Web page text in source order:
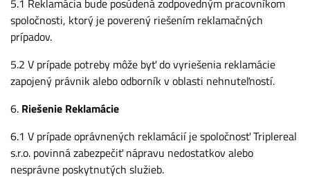
5.1 Reklamácia bude posúdená zodpovedným pracovníkom
spoločnosti, ktorý je poverený riešením reklamačných
prípadov.
5.2 V prípade potreby môže byť do vyriešenia reklamácie
zapojený právnik alebo odborník v oblasti nehnuteľností.
6. Riešenie Reklamácie
6.1 V prípade oprávnených reklamácií je spoločnosť Triplereal
s.r.o. povinná zabezpečiť nápravu nedostatkov alebo
nesprávne poskytnutých služieb.